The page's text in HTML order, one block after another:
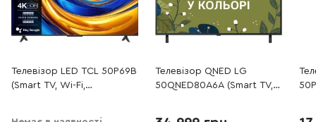
Телевізор LED TCL 50P69B
(Smart TV, Wi-Fi,
Телевізор QNED LG
50QNED80A6A (Smart TV,